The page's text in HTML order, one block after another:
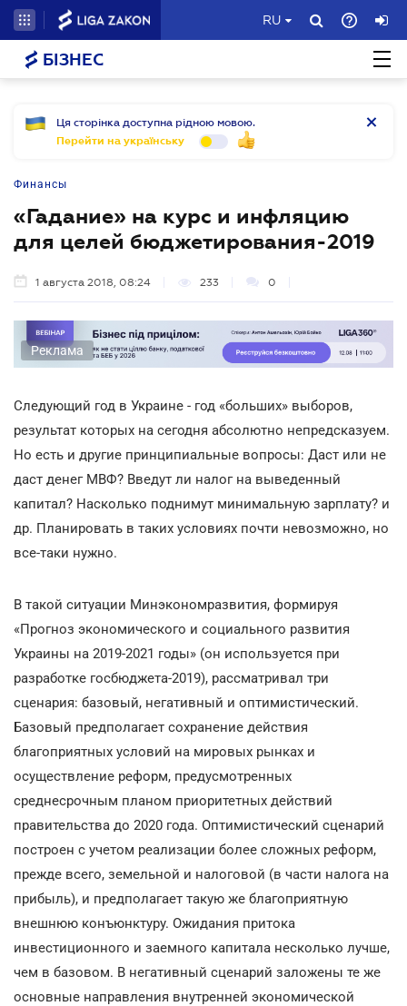
RU
БІЗНЕС
Ця сторінка доступна рідною мовою.
Перейти на українську
Финансы
«Гадание» на курс и инфляцию
для целей бюджетирования-2019
1 августа 2018, 08:24 233 0
Реклама
Следующий год в Украине - год «больших» выборов,
результат которых на сегодня абсолютно непредсказуем.
Но есть и другие принципиальные вопросы: Даст или не
даст денег МВФ? Введут ли налог на выведенный
капитал? Насколько поднимут минимальную зарплату? и
др. Планировать в таких условиях почти невозможно, но
все-таки нужно.
В такой ситуации Минэкономразвития, формируя
«Прогноз экономического и социального развития
Украины на 2019-2021 годы» (он используется при
разработке госбюджета-2019), рассматривал три
сценария: базовый, негативный и оптимистический.
Базовый предполагает сохранение действия
благоприятных условий на мировых рынках и
осуществление реформ, предусмотренных
среднесрочным планом приоритетных действий
правительства до 2020 года. Оптимистический сценарий
построен с учетом реализации более сложных реформ,
прежде всего, земельной и налоговой (в части налога на
прибыль), и предполагает такую же благоприятную
внешнюю конъюнктуру. Ожидания притока
инвестиционного и заемного капитала несколько лучше,
чем в базовом. В негативный сценарий заложены те же
основные направления внутренней экономической